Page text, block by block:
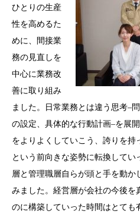
ひとりの生産
性を高めるた
めに、間接業
務の見直しを
中心に業務改
善に取り組み
ました。日常業務とは違う思考–
の設定、具体的な行動計画–を展
をよりよくしていこう、誇りを持
という前向きな姿勢に転換して
層と管理職層自らが頭と手を動か
みました。経営層が会社の今後を
のに構築していった時間はとても